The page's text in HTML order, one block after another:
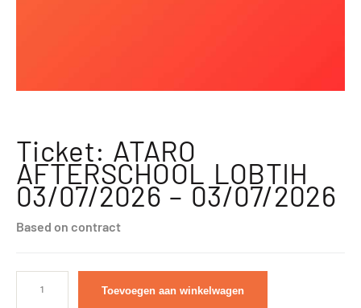
Ticket: ATARO
AFTERSCHOOL LOBTIH
03/07/2026 – 03/07/2026
Based on contract
Toevoegen aan winkelwagen